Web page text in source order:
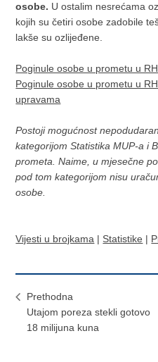
osobe. U ostalim nesrećama
kojih su četiri osobe zadobile
lakše su ozlijeđene.
Poginule osobe u prometu u
Poginule osobe u prometu u
upravama
Postoji mogućnost
kategorijom Statistika MUP-a i
prometa. Naime, u mjesečne
pod tom kategorijom nisu
osobe.
Vijesti u brojkama | Statistike |
Prethodna
Utajom poreza stekli gotovo
18 milijuna kuna